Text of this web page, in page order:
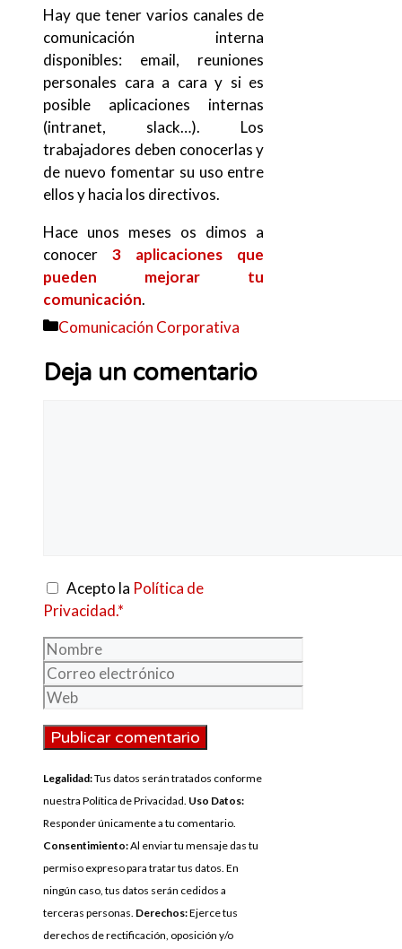
Hay que tener varios canales de
comunicación interna
disponibles: email, reuniones
personales cara a cara y si es
posible aplicaciones internas
(intranet, slack…). Los
trabajadores deben conocerlas y
de nuevo fomentar su uso entre
ellos y hacia los directivos.
Hace unos meses os dimos a
conocer3 aplicaciones que
pueden mejorar tu
comunicación.
Categorías
Comunicación Corporativa
Deja un comentario
Acepto la Política de
Privacidad.*
Nombre
Correo
electrónico
Web
Legalidad:Tus datos serán tratados conforme
nuestra Política de Privacidad. Uso Datos:
Responder únicamente a tu comentario.
Consentimiento:Al enviar tu mensaje das tu
permiso expreso para tratar tus datos. En
ningún caso, tus datos serán cedidos a
terceras personas. Derechos:Ejerce tus
derechos de rectificación, oposición y/o